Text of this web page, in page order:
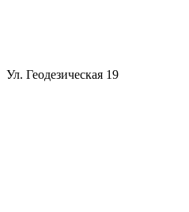
Ул. Геодезическая 19